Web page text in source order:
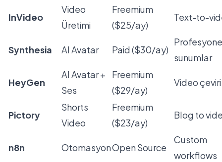
InVideo
Video
Üretimi
Freemium
($25/ay)
Text-to-
Synthesia AI Avatar Paid ($30/ay)
sunumlar
HeyGen
AI Avatar +
Ses
Freemium
($29/ay)
Video çeviri
Pictory
Shorts
Video
Freemium
($23/ay)
Blog to
n8n OtomasyonOpen Source
Custom
workflows